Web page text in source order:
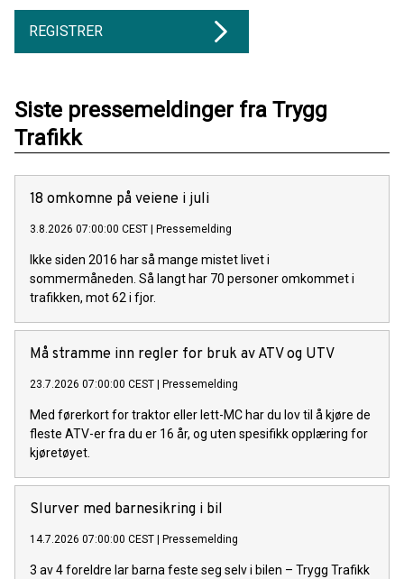
REGISTRER
Siste pressemeldinger fra Trygg
Trafikk
18 omkomne på veiene i juli
3.8.2026 07:00:00 CEST Pressemelding
Ikke siden 2016 har så mange mistet livet i
sommermåneden. Så langt har 70 personer omkommet i
trafikken, mot 62 i fjor.
Må stramme inn regler for bruk av ATV og UTV
23.7.2026 07:00:00 CEST Pressemelding
Med førerkort for traktor eller lett-MC har du lov til å kjøre de
fleste ATV-er fra du er 16 år, og uten spesifikk opplæring for
kjøretøyet.
Slurver med barnesikring i bil
14.7.2026 07:00:00 CEST Pressemelding
3 av 4 foreldre lar barna feste seg selv i bilen – Trygg Trafikk